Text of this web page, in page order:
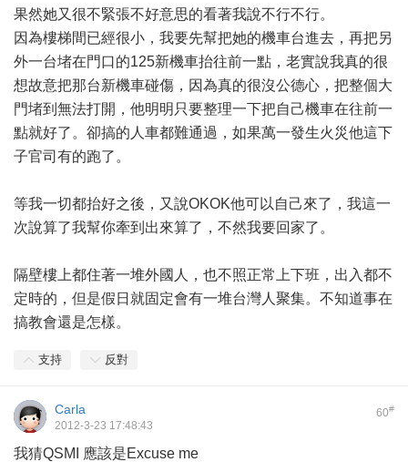
果然她又很不緊張不好意思的看著我說不行不行。
因為樓梯間已經很小，我要先幫把她的機車台進去，再把另
外一台堵在門口的125新機車抬往前一點，老實說我真的很
想故意把那台新機車碰傷，因為真的很沒公德心，把整個大
門堵到無法打開，他明明只要整理一下把自己機車在往前一
點就好了。卻搞的人車都難通過，如果萬一發生火災他這下
子官司有的跑了。
等我一切都抬好之後，又說OKOK他可以自己來了，我這一
次說算了我幫你牽到出來算了，不然我要回家了。
隔壁樓上都住著一堆外國人，也不照正常上下班，出入都不
定時的，但是假日就固定會有一堆台灣人聚集。不知道事在
搞教會還是怎樣。
支持 反對
60#
Carla
2012-3-23 17:48:43
我猜QSMI 應該是Excuse me